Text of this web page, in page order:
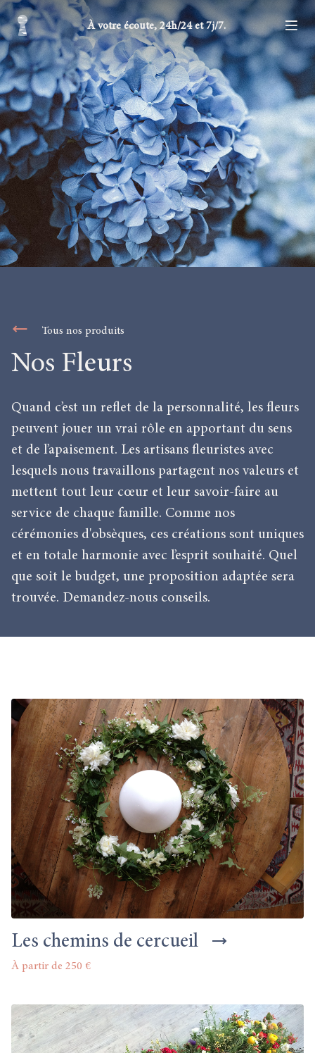
À votre écoute, 24h/24 et 7j/7.
Tous nos produits
Nos Fleurs
Quand c’est un reflet de la personnalité, les fleurs
peuvent jouer un vrai rôle en apportant du sens
et de l’apaisement. Les artisans fleuristes avec
lesquels nous travaillons partagent nos valeurs et
mettent tout leur cœur et leur savoir-faire au
service de chaque famille. Comme nos
cérémonies d'obsèques, ces créations sont uniques
et en totale harmonie avec l’esprit souhaité. Quel
que soit le budget, une proposition adaptée sera
trouvée. Demandez-nous conseils.
Les chemins de cercueil
À partir de 250 €